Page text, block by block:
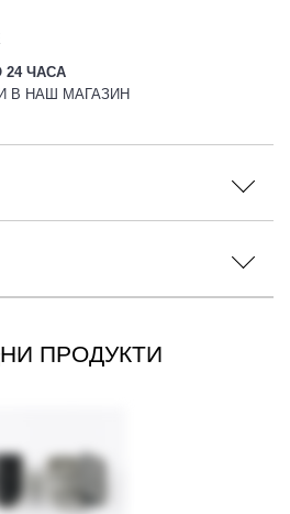
ЧАСА
В НАШ МАГАЗИН
ПРОДУКТИ